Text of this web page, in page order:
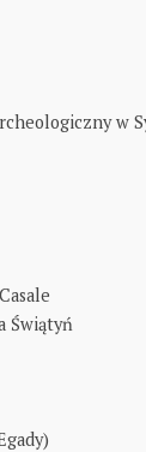
w
Świątyń